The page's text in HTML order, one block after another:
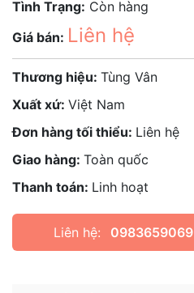
Tình Trạng: Còn hàng
Giá bán: Liên hệ
Thương hiệu: Tùng Vân
Xuất xứ: Việt Nam
Đơn hàng tối thiểu: Liên hệ
Giao hàng: Toàn quốc
Thanh toán: Linh hoạt
Liên hệ: 0983659069